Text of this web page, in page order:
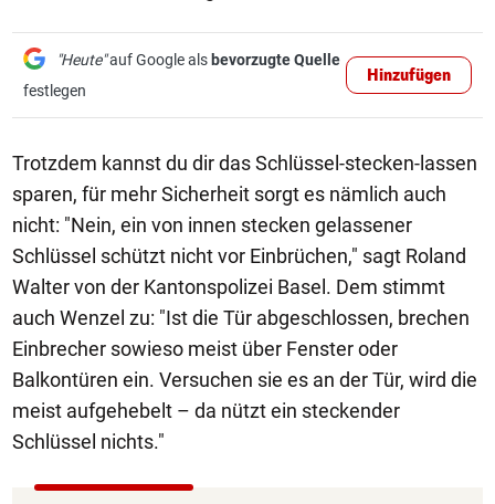
"Heute"auf Google als bevorzugte Quelle
festlegen
Hinzufügen
Trotzdem kannst du dir das Schlüssel-stecken-lassen
sparen, für mehr Sicherheit sorgt es nämlich auch
nicht: "Nein, ein von innen stecken gelassener
Schlüssel schützt nicht vor Einbrüchen," sagt Roland
Walter von der Kantonspolizei Basel. Dem stimmt
auch Wenzel zu: "Ist die Tür abgeschlossen, brechen
Einbrecher sowieso meist über Fenster oder
Balkontüren ein. Versuchen sie es an der Tür, wird die
meist aufgehebelt – da nützt ein steckender
Schlüssel nichts."